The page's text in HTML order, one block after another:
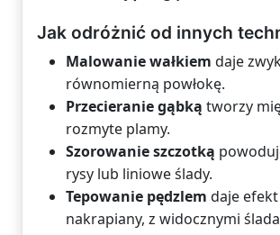
Jak odróżnić od innych
Malowanie wałkiem daje
równomierną powłokę.
Przecieranie gąbką tworzy
rozmyte plamy.
Szorowanie szczotką
rysy lub liniowe ślady.
Tepowanie pędzlem daje
nakrapiany, z widocznymi